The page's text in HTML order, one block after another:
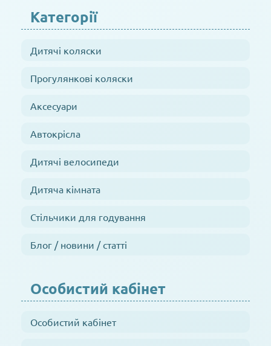
Категорії
Дитячі коляски
Прогулянкові коляски
Аксесуари
Автокрісла
Дитячі велосипеди
Дитяча кімната
Стільчики для годування
Блог / новини / статті
Особистий кабінет
Особистий кабінет